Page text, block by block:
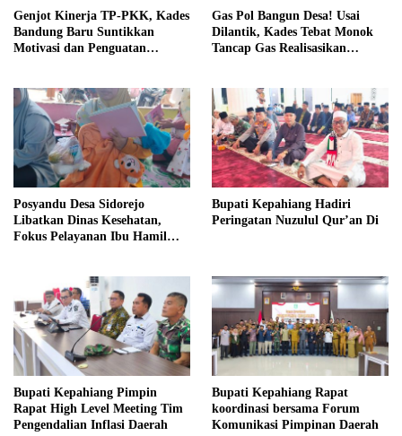
Genjot Kinerja TP-PKK, Kades
Bandung Baru Suntikkan
Motivasi dan Penguatan
Gas Pol Bangun Desa! Usai
Dilantik, Kades Tebat Monok
Tancap Gas Realisasikan
Posyandu Desa Sidorejo
Libatkan Dinas Kesehatan,
Fokus Pelayanan Ibu Hamil
Bupati Kepahiang Hadiri
Peringatan Nuzulul Qur’an Di
Bupati Kepahiang Pimpin
Rapat High Level Meeting Tim
Pengendalian Inflasi Daerah
Bupati Kepahiang Rapat
koordinasi bersama Forum
Komunikasi Pimpinan Daerah